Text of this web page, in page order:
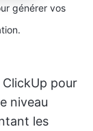
générer vos
ClickUp pour
niveau
les